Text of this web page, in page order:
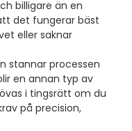
billigare än en
det fungerar bäst
eller saknar
stannar processen
en annan typ av
i tingsrätt om du
på precision,